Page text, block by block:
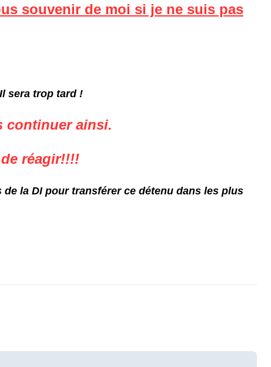
souvenir de moi si je ne suis pas
l sera trop tard !
continuer ainsi.
réagir!!!!
de la DI pour transférer ce détenu dans les plus